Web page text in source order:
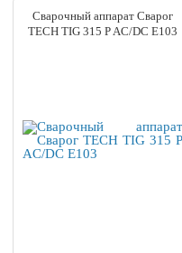
Сварочный аппарат Сварог
TECH TIG 315 P AC/DC E103